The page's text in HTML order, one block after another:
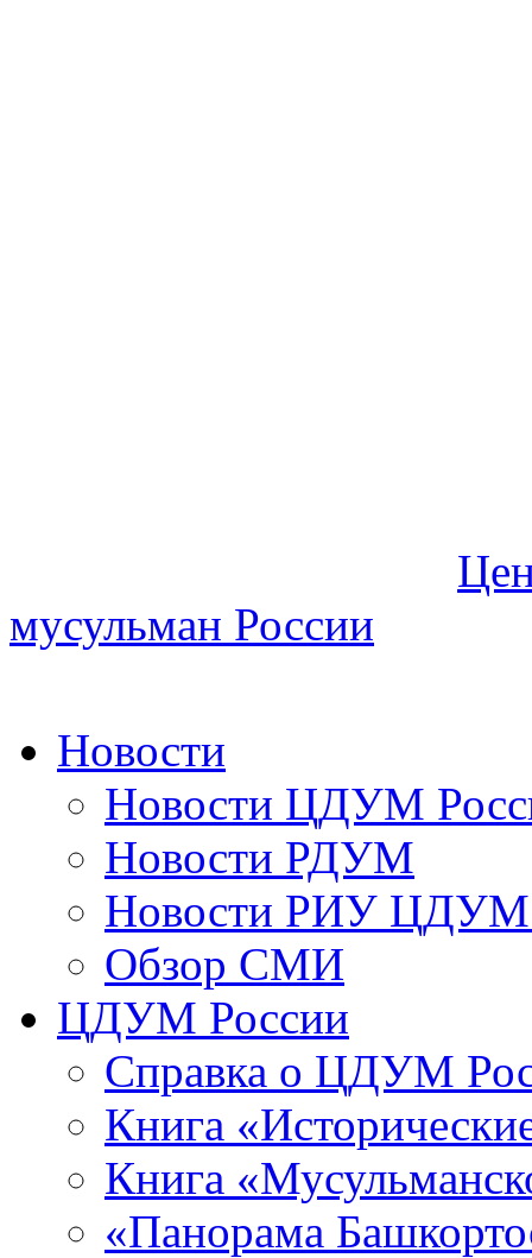
мусульман России
Новости
Новости ЦДУМ
Новости РДУМ
Новости РИУ ЦДУМ
Обзор СМИ
ЦДУМ России
Справка о ЦДУМ
Книга
Книга
«Панорама